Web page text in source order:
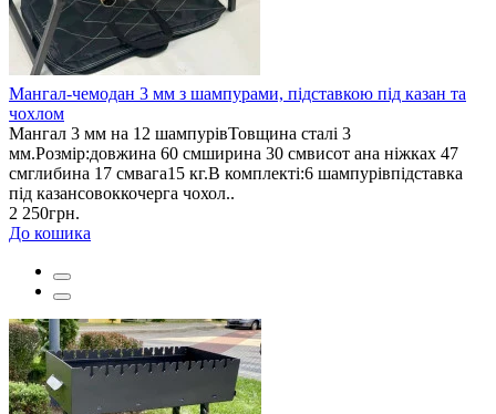
Мангал-чемодан 3 мм з шампурами, підставкою під казан та
чохлом
Мангал 3 мм на 12 шампурівТовщина сталі 3
мм.Розмір:довжина 60 смширина 30 смвисот ана ніжках 47
смглибина 17 смвага15 кг.В комплекті:6 шампурівпідставка
під казансовоккочерга чохол..
2 250грн.
До кошика